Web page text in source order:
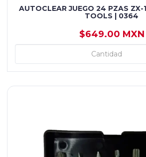
AUTOCLEAR JUEGO 24 PZAS ZX-
TOOLS | 0364
$649.00 MXN
+ AGREGAR